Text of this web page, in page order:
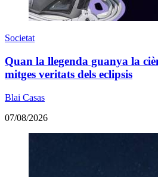
Societat
Quan la llegenda guanya la
mitges veritats dels eclipsis
Blai Casas
07/08/2026